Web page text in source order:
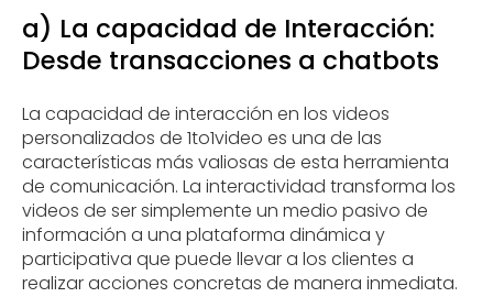
a) La capacidad de Interacción:
Desde transacciones a chatbots
La capacidad de interacción en los videos
personalizados de 1to1video es una de las
características más valiosas de esta herramienta
de comunicación. La interactividad transforma los
videos de ser simplemente un medio pasivo de
información a una plataforma dinámica y
participativa que puede llevar a los clientes a
realizar acciones concretas de manera inmediata.